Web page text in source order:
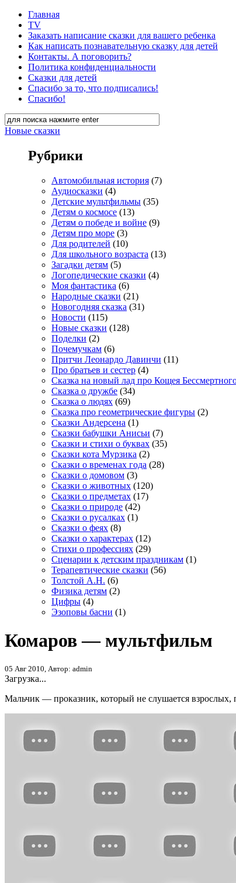
Главная
TV
Заказать написание сказки для вашего ребенка
Как написать познавательную сказку для детей
Контакты. А поговорить?
Политика конфиденциальности
Сказки для детей
Спасибо за то, что подписались!
Спасибо!
Новые сказки
Рубрики
Автомобильная история (7)
Аудиосказки (4)
Детские мультфильмы (35)
Детям о космосе (13)
Детям о победе и войне (9)
Детям про море (3)
Для родителей (10)
Для школьного возраста (13)
Загадки детям (5)
Логопедические сказки (4)
Моя фантастика (6)
Народные сказки (21)
Новогодняя сказка (31)
Новости (115)
Новые сказки (128)
Поделки (2)
Почемучкам (6)
Притчи Леонардо Давинчи (11)
Про братьев и сестер (4)
Сказка на новый лад про Кощея
Сказка о дружбе (34)
Сказка о людях (69)
Сказка про геометрические фигуры (2)
Сказки Андерсена (1)
Сказки бабушки Анисьи (7)
Сказки и стихи о буквах (35)
Сказки кота Мурзика (2)
Сказки о временах года (28)
Сказки о домовом (3)
Сказки о животных (120)
Сказки о предметах (17)
Сказки о природе (42)
Сказки о русалках (1)
Сказки о феях (8)
Сказки о характерах (12)
Стихи о профессиях (29)
Сценарии к детским праздникам (1)
Терапевтические сказки (56)
Толстой А.Н. (6)
Физика детям (2)
Цифры (4)
Эзоповы басни (1)
Комаров — мультфильм
05 Авг 2010, Автор: admin
Загрузка...
Мальчик — проказник, который не слушается взрослых,